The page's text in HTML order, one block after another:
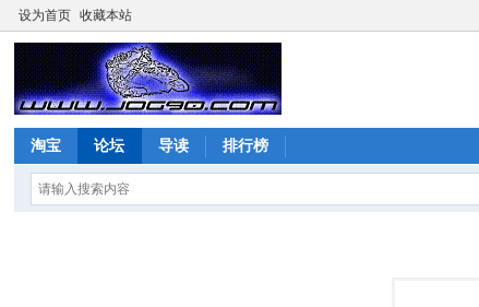
设为首页 收藏本站
淘宝 论坛 导读 排行榜